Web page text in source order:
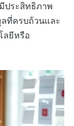
ประสิทธิภาพ
ที่ครบถ้วนและ
ลยีหรือ